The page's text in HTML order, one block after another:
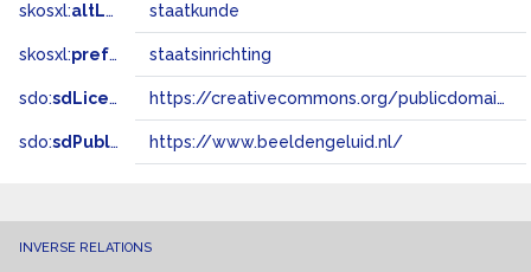
skosxl:altLabel staatkunde
skosxl:prefLabel staatsinrichting
sdo:sdLicense https://creativecommons.org/publicdomain/zero/1.0/
sdo:sdPublisher https://www.beeldengeluid.nl/
INVERSE RELATIONS